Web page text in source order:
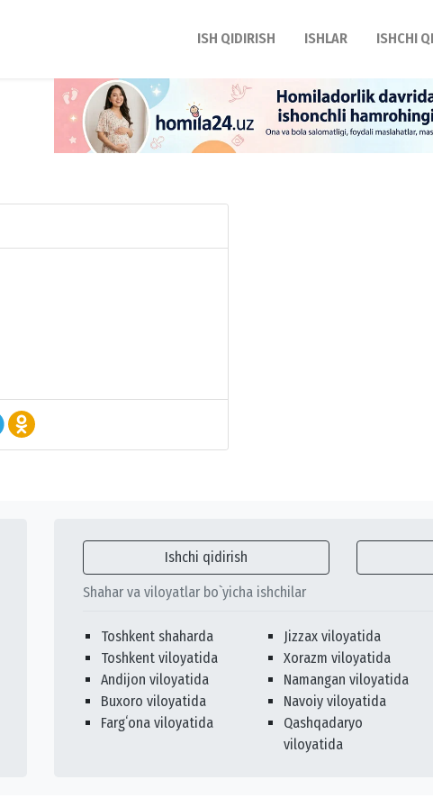
ISH QIDIRISH ISHLAR ISHCHI
Ishchi qidirish
Shahar va viloyatlar bo`yicha ishchilar
Toshkent shaharda
Toshkent viloyatida
Andijon viloyatida
Buxoro viloyatida
Fargʻona viloyatida
Jizzax viloyatida
Xorazm viloyatida
Namangan viloyatida
Navoiy viloyatida
Qashqadaryo
viloyatida